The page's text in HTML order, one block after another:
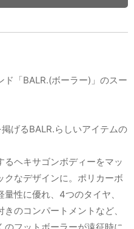
「BALR.(ボーラー)」のスー
げるBALR.らしいアイテムの
ヘキサゴンボディーをマッ
クなデザインに。ポリカーボ
性に優れ、4つのタイヤ、
のコンパートメントなど、